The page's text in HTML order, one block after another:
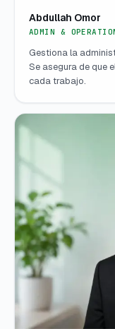
Abdullah Omor
ADMIN &
Gestiona la
Se asegura de que
cada trabajo.